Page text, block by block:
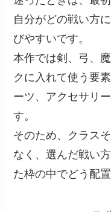
自分がどの戦い方
びやすいです。
本作では剣、弓、
クに入れて使う要
ーツ、アクセサリ
す。
そのため、クラス
なく、選んだ戦い
た枠の中でどう配